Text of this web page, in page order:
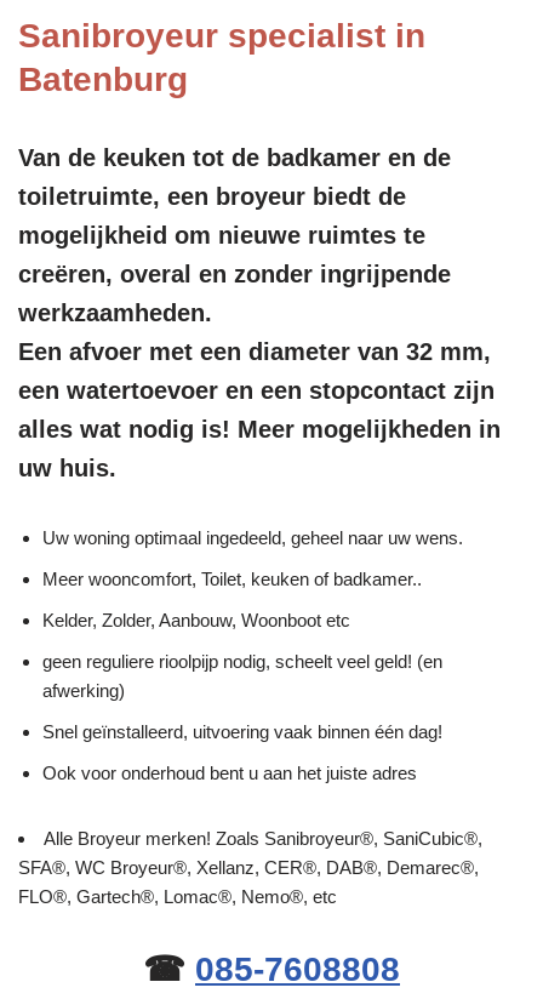
Sanibroyeur specialist in
Batenburg
Van de keuken tot de badkamer en de
toiletruimte, een broyeur biedt de
mogelijkheid om nieuwe ruimtes te
creëren, overal en zonder ingrijpende
werkzaamheden.
Een afvoer met een diameter van 32 mm,
een watertoevoer en een stopcontact zijn
alles wat nodig is! Meer mogelijkheden in
uw huis.
Uw woning optimaal ingedeeld, geheel naar uw wens.
Meer wooncomfort, Toilet, keuken of badkamer..
Kelder, Zolder, Aanbouw, Woonboot etc
geen reguliere rioolpijp nodig, scheelt veel geld! (en
afwerking)
Snel geïnstalleerd, uitvoering vaak binnen één dag!
Ook voor onderhoud bent u aan het juiste adres
Alle Broyeur merken! Zoals Sanibroyeur®, SaniCubic®,
SFA®, WC Broyeur®, Xellanz, CER®, DAB®, Demarec®,
FLO®, Gartech®, Lomac®, Nemo®, etc
☎ 085-7608808